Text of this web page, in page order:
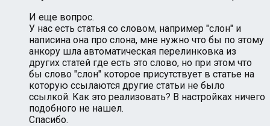
И еще вопрос.
У нас есть статья со словом, например "слон" и
написина она про слона, мне нужно что бы по этому
анкору шла автоматическая перелинковка из
других статей где есть это слово, но при этом что
бы слово "слон" которое присутствует в статье на
которую ссылаются другие статьи не было
ссылкой. Как это реализовать? В настройках ничего
подобного не нашел.
Спасибо.